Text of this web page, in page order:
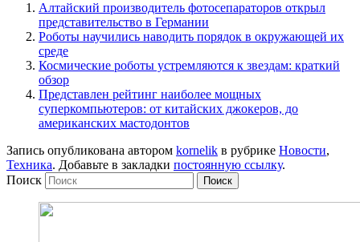
Алтайский производитель фотосепараторов открыл
представительство в Германии
Роботы научились наводить порядок в окружающей их
среде
Космические роботы устремляются к звездам: краткий
обзор
Представлен рейтинг наиболее мощных
суперкомпьютеров: от китайских джокеров, до
американских мастодонтов
Запись опубликована автором kornelik в рубрике Новости,
Техника. Добавьте в закладки постоянную ссылку.
Поиск